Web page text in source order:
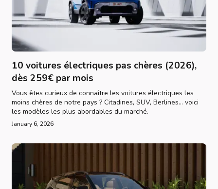
10 voitures électriques pas chères (2026),
dès 259€ par mois
Vous êtes curieux de connaître les voitures électriques les
moins chères de notre pays ? Citadines, SUV, Berlines... voici
les modèles les plus abordables du marché.
January 6, 2026